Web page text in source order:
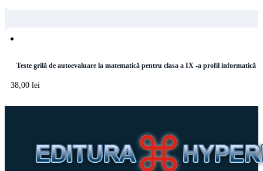
Teste grilă de autoevaluare la matematică pentru clasa a IX -a profil informatică
38,00 lei